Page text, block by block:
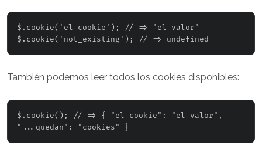
$.cookie('el_cookie'); // => "el_valor"
También podemos leer todos los cookies disponibles:
$.cookie(); // => { "el_cookie": "el_valor",